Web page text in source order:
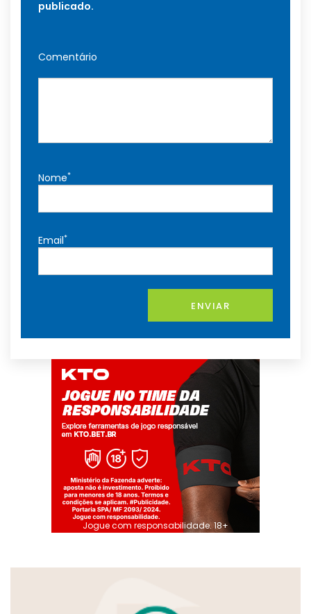
publicado.
Comentário
Nome*
Email*
ENVIAR
Jogue com responsabilidade. 18+